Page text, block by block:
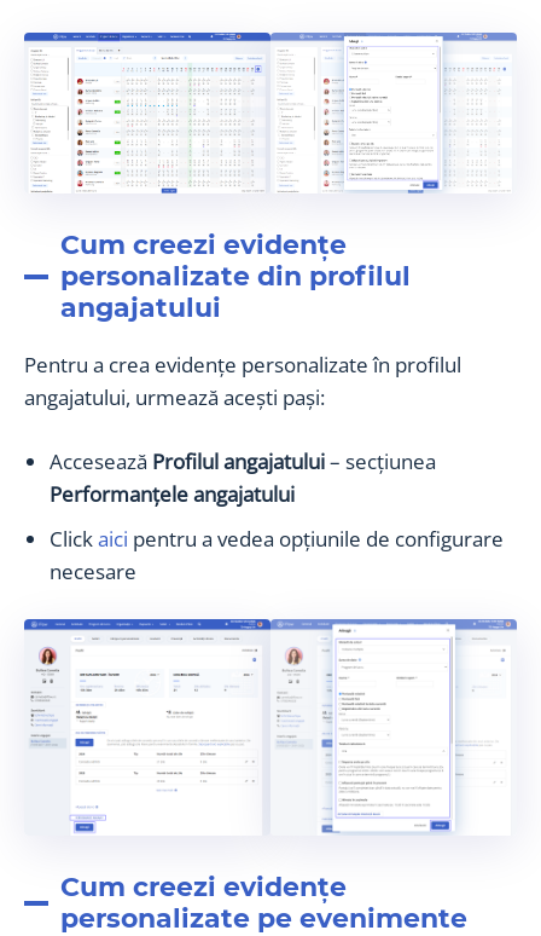
Cum creezi evidențe
personalizate din profilul
angajatului
Pentru a crea evidențe personalizate în profilul
angajatului, urmează acești pași:
Accesează Profilul angajatului– secțiunea
Performanțele angajatului
Clickaici pentru a vedea opțiunile de configurare
necesare
Cum creezi evidențe
personalizate pe evenimente